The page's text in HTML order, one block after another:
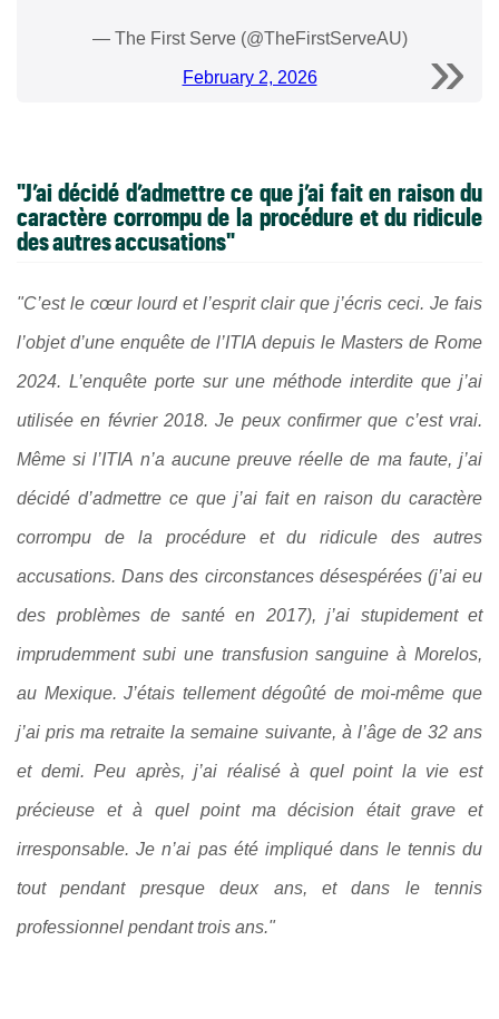
— The First Serve (@TheFirstServeAU)
February 2, 2026
"J’ai décidé d’admettre ce que j’ai fait en raison du
caractère corrompu de la procédure et du ridicule
des autres accusations"
"C’est le cœur lourd et l’esprit clair que j’écris ceci. Je fais
l’objet d’une enquête de l’ITIA depuis le Masters de Rome
2024. L’enquête porte sur une méthode interdite que j’ai
utilisée en février 2018. Je peux confirmer que c’est vrai.
Même si l’ITIA n’a aucune preuve réelle de ma faute, j’ai
décidé d’admettre ce que j’ai fait en raison du caractère
corrompu de la procédure et du ridicule des autres
accusations. Dans des circonstances désespérées (j’ai eu
des problèmes de santé en 2017), j’ai stupidement et
imprudemment subi une transfusion sanguine à Morelos,
au Mexique. J’étais tellement dégoûté de moi-même que
j’ai pris ma retraite la semaine suivante, à l’âge de 32 ans
et demi. Peu après, j’ai réalisé à quel point la vie est
précieuse et à quel point ma décision était grave et
irresponsable. Je n’ai pas été impliqué dans le tennis du
tout pendant presque deux ans, et dans le tennis
professionnel pendant trois ans."